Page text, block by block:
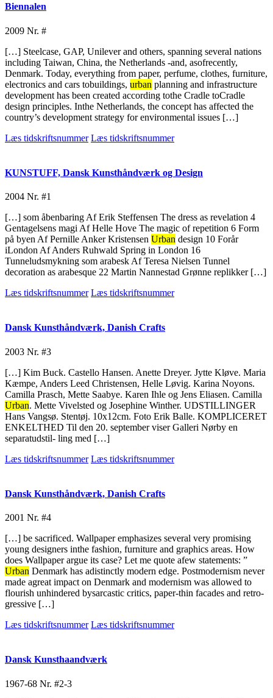
Biennalen
2009 Nr. #
[…] Steelcase, GAP, Unilever and others, spanning several nations
including Taiwan, China, the Netherlands -and, asofrecently,
Denmark. Today, everything from paper, perfume, clothes, furniture,
electronics and cars tobuildings, urban planning and infrastructure
development has been created according tothe Cradle toCradle
design principles. Inthe Netherlands, the concept has affected the
country’s development strategy for environmental issues […]
Læs tidskriftsnummer Læs tidskriftsnummer
KUNSTUFF, Dansk Kunsthåndværk og Design
2004 Nr. #1
[…] som åbenbaring Af Erik Steffensen The dress as revelation 4
Gentagelsens magi Af Helle Hove The magic of repetition 6 Form
på byen Af Pernille Anker Kristensen Urban design 10 Forår
iLondon Af Anders Ruhwald Spring in London 16
Tunneludsmykning som arabesk Af Teresa Nielsen Tunnel
decoration as arabesque 22 Martin Nannestad Grønne replikker […]
Læs tidskriftsnummer Læs tidskriftsnummer
Dansk Kunsthåndværk, Danish Crafts
2003 Nr. #3
[…] Kim Buck. Castello Hansen. Anette Dreyer. Jytte Kløve. Maria
Kæmpe, Anders Leed Christensen, Helle Løvig. Karina Noyons.
Camilla Prasch, Mette Saabye. Karen Ihle og Jens Eliasen. Camilla
Urban. Mette Vivelsted og Josephine Winther. UDSTILLINGER
Hans Vangsø. Stentøj. 10x12cm. Foto Erik Balle. KOMPLICERET
ENKELTHED Til den 20. september viser Galleri Nørby en
separatudstil- ling med […]
Læs tidskriftsnummer Læs tidskriftsnummer
Dansk Kunsthåndværk, Danish Crafts
2001 Nr. #4
[…] be sacrificed. Wallpaper emphasizes several very promising
young designers inthe fashion, furniture and graphics areas. How
does Wallpaper argue its case? Let me quote afew statements: ”
Urban Denmark has adistinctly modern edge. Postmodernism never
made agreat impact on Denmark and modernism was allowed to
flourish unhindered bysarcastic critics, paper-thin facades and retro-
gressive […]
Læs tidskriftsnummer Læs tidskriftsnummer
Dansk Kunsthaandværk
1967-68 Nr. #2-3